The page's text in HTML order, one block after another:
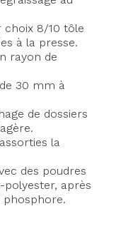
choix 8/10 tôle
à la presse.
rayon de
30 mm à
de dossiers
la
des poudres
polyester, après
phosphore.